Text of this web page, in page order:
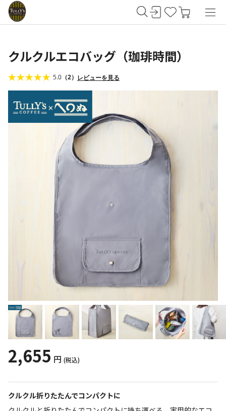
クルクルエコバッグ（珈琲時間）
5.0 （2） レビューを見る
クルクル折りたたんでコンパクトに
2,655 円 (税込)